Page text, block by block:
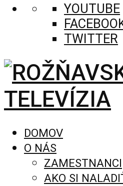
YOUTUBE
TWITTER
DOMOV
O NÁS
ZAMESTNANCI
AKO SI